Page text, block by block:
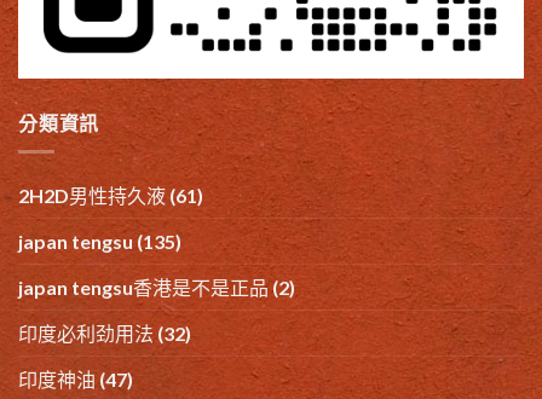
分類資訊
2H2D男性持久液 (61)
japan tengsu (135)
japan tengsu香港是不是正品 (2)
印度必利劲用法 (32)
印度神油 (47)